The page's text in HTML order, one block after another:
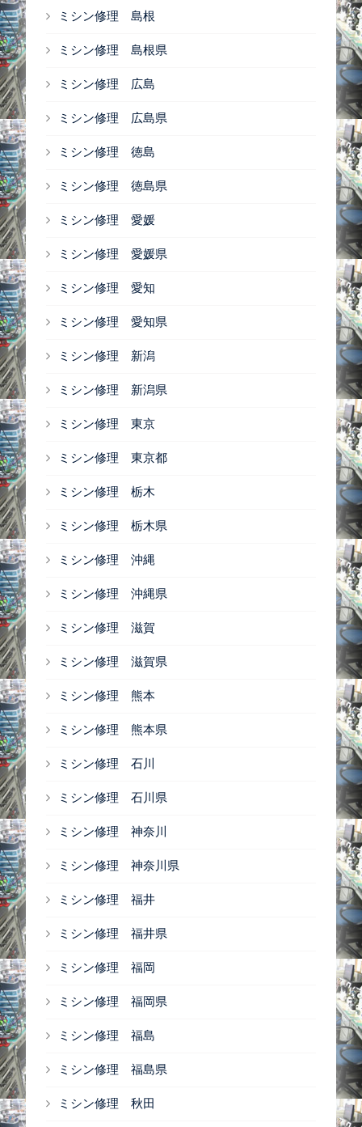
ミシン修理 島根
ミシン修理 島根県
ミシン修理 広島
ミシン修理 広島県
ミシン修理 徳島
ミシン修理 徳島県
ミシン修理 愛媛
ミシン修理 愛媛県
ミシン修理 愛知
ミシン修理 愛知県
ミシン修理 新潟
ミシン修理 新潟県
ミシン修理 東京
ミシン修理 東京都
ミシン修理 栃木
ミシン修理 栃木県
ミシン修理 沖縄
ミシン修理 沖縄県
ミシン修理 滋賀
ミシン修理 滋賀県
ミシン修理 熊本
ミシン修理 熊本県
ミシン修理 石川
ミシン修理 石川県
ミシン修理 神奈川
ミシン修理 神奈川県
ミシン修理 福井
ミシン修理 福井県
ミシン修理 福岡
ミシン修理 福岡県
ミシン修理 福島
ミシン修理 福島県
ミシン修理 秋田